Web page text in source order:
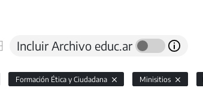
Incluir Archivo educ.ar
Formación Ética y Ciudadana Minisitios